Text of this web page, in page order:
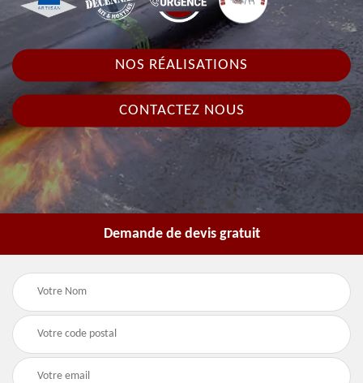
NOS RÉALISATIONS
CONTACTEZ NOUS
Demande de devis gratuit